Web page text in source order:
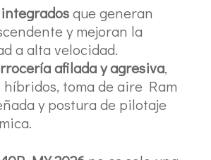
que generan
y mejoran la
a alta velocidad.
afilada y agresiva,
toma de aire Ram
y postura de pilotaje